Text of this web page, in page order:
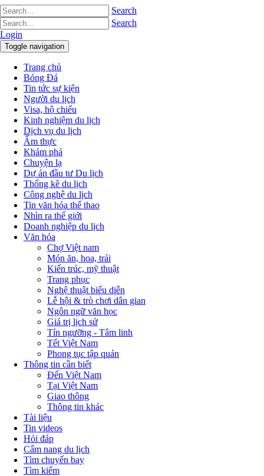
Search
Search
Login
Toggle navigation
Trang chủ
Bóng Đá
Tin tức sự kiện
Người du lịch
Visa, hộ chiếu
Kinh nghiệm du lịch
Dịch vụ du lịch
Ẩm thực
Khám phá
Chuyện lạ
Dự án đầu tư Du lịch
Thống kê du lịch
Công nghệ du lịch
Tin văn hóa thể thao
Nhìn ra thế giới
Doanh nghiệp du lịch
Văn hóa
Chợ Việt nam
Món ăn, hoa, trái
Kiến trúc, mỹ thuật
Trang phục
Nghệ thuật biểu diễn
Lễ hội & trò chơi dân gian
Ngôn ngữ văn học
Giá trị lịch sử
Tín ngưỡng - Tâm linh
Tết Việt Nam
Phong tục tập quán
Thông tin cần biết
Đến Việt Nam
Tại Việt Nam
Giao thông
Thông tin khác
Tài liệu
Tin videos
Hỏi đáp
Cẩm nang du lịch
Tìm chuyến bay
Tìm kiếm